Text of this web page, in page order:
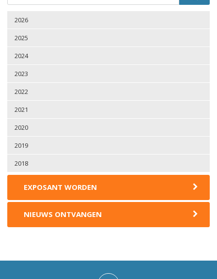
2026
2025
2024
2023
2022
2021
2020
2019
2018
EXPOSANT WORDEN
NIEUWS ONTVANGEN